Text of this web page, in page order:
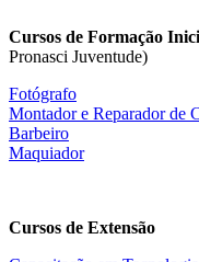
Cursos de Formação
Pronasci Juventude)
Fotógrafo
Montador e Reparador de
Barbeiro
Maquiador
Cursos de Extensão